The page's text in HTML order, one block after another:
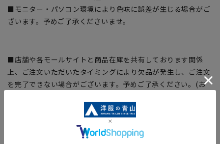
■モニター・パソコン環境により色味に誤差が生じる場合がご
ざいます。予めご了承くださいませ。
■店舗や各モールサイトと商品在庫を共有しております関係
上、ご注文いただいたタイミングにより欠品が発生し、ご注文
を完了できない場合がございます。予めご了承ください。(お
てはお急ぎ発送サービスを選択できない場合がございます。)